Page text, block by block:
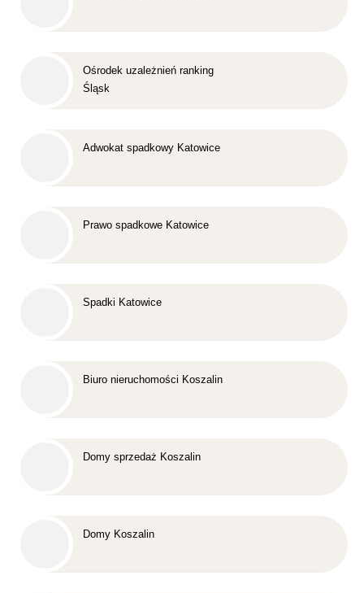
Ośrodek uzależnień ranking
Śląsk
Adwokat spadkowy Katowice
Prawo spadkowe Katowice
Spadki Katowice
Biuro nieruchomości Koszalin
Domy sprzedaż Koszalin
Domy Koszalin